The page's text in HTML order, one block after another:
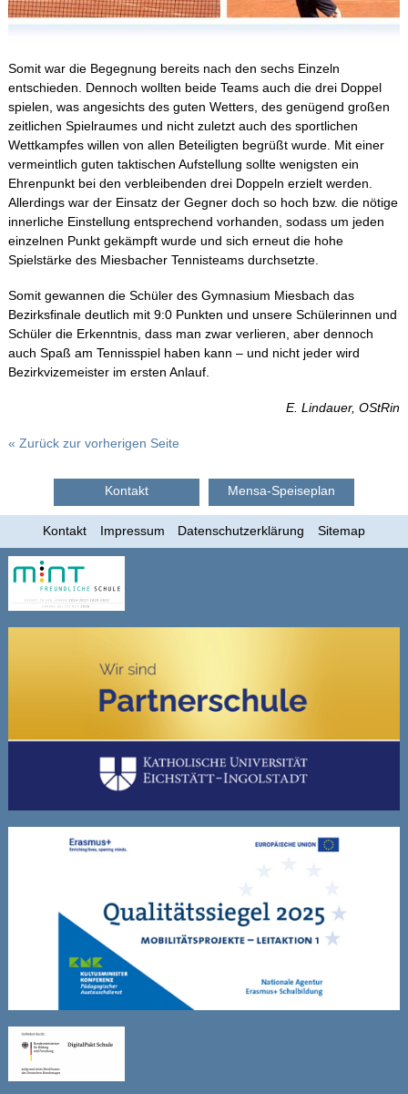
2012/2013 1. HJ
2011/2012 1. HJ
2010/2011 2. HJ
2010/2011 1. HJ
2009/2010 2. HJ
2009/2010 1. HJ
2008/2009 2. HJ
2008/2009 1. HJ
2007/2008 2. HJ
Das Apian
Infos-Service
Apian digital
Fächer
Schulfahrten
WebUntis
Kontakt
Datenschutzerklärung
Sitemap
Somit war die Begegnung bereits nach den sechs Einzeln
entschieden. Dennoch wollten beide Teams auch die drei Doppel
spielen, was angesichts des guten Wetters, des genügend großen
zeitlichen Spielraumes und nicht zuletzt auch des sportlichen
Wettkampfes willen von allen Beteiligten begrüßt wurde. Mit einer
vermeintlich guten taktischen Aufstellung sollte wenigsten ein
Ehrenpunkt bei den verbleibenden drei Doppeln erzielt werden.
Allerdings war der Einsatz der Gegner doch so hoch bzw. die nötige
innerliche Einstellung entsprechend vorhanden, sodass um jeden
einzelnen Punkt gekämpft wurde und sich erneut die hohe
Spielstärke des Miesbacher Tennisteams durchsetzte.
Somit gewannen die Schüler des Gymnasium Miesbach das
Bezirksfinale deutlich mit 9:0 Punkten und unsere Schülerinnen und
Schüler die Erkenntnis, dass man zwar verlieren, aber dennoch
auch Spaß am Tennisspiel haben kann – und nicht jeder wird
Bezirkvizemeister im ersten Anlauf.
E. Lindauer, OStRin
« Zurück zur vorherigen Seite
Kontakt Mensa-Speiseplan
Kontakt Impressum Datenschutzerklärung Sitemap